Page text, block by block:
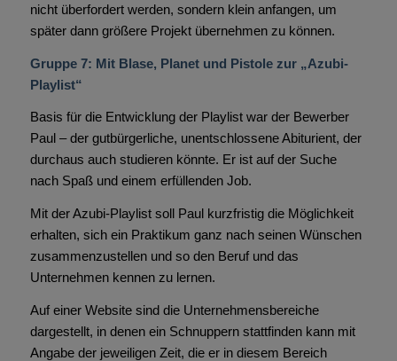
nicht überfordert werden, sondern klein anfangen, um
später dann größere Projekt übernehmen zu können.
Gruppe 7: Mit Blase, Planet und Pistole zur „Azubi-
Playlist“
Basis für die Entwicklung der Playlist war der Bewerber
Paul – der gutbürgerliche, unentschlossene Abiturient, der
durchaus auch studieren könnte. Er ist auf der Suche
nach Spaß und einem erfüllenden Job.
Mit der Azubi-Playlist soll Paul kurzfristig die Möglichkeit
erhalten, sich ein Praktikum ganz nach seinen Wünschen
zusammenzustellen und so den Beruf und das
Unternehmen kennen zu lernen.
Auf einer Website sind die Unternehmensbereiche
dargestellt, in denen ein Schnuppern stattfinden kann mit
Angabe der jeweiligen Zeit, die er in diesem Bereich